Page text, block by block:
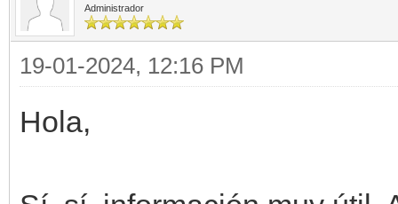
Administrador
19-01-2024, 12:16 PM
Hola,